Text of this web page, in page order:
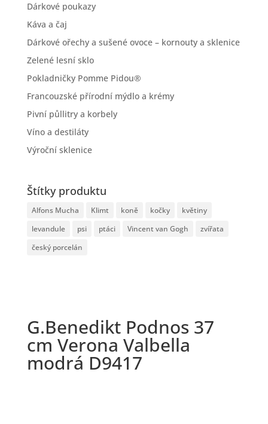
Dárkové poukazy
Káva a čaj
Dárkové ořechy a sušené ovoce – kornouty a sklenice
Zelené lesní sklo
Pokladničky Pomme Pidou®
Francouzské přírodní mýdlo a krémy
Pivní půllitry a korbely
Víno a destiláty
Výroční sklenice
Štítky produktu
Alfons Mucha Klimt koně kočky
květiny
levandule
psi ptáci Vincent van Gogh
zvířata
český porcelán
G.Benedikt Podnos 37
cm Verona Valbella
modrá D9417